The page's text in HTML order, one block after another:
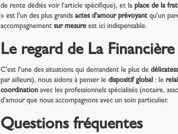
de rente dédiés voir l'article spécifique), et la place de la
» est l'un des plus grands actes d'amour prévoyantqu'un
accompagnement sur mesureest ici indispensable.
Le regard de La
C'est l'une des situations qui demandent le plus de
par ailleurs), nous aidons à penser le dispositif global : le
coordinationavec les professionnels spécialisés (notaire,
d'amour que nous accompagnons avec un soin particulier.
Questions fréquentes